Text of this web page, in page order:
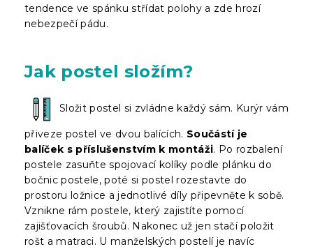
tendence ve spánku střídat polohy a zde hrozí
nebezpečí pádu.
Jak postel složím?
Složit postel si zvládne každý sám. Kurýr vám
přiveze postel ve dvou balících. Součástí je
balíček s příslušenstvím k montáži. Po rozbalení
postele zasuňte spojovací kolíky podle plánku do
bočnic postele, poté si postel rozestavte do
prostoru ložnice a jednotlivé díly připevněte k sobě.
Vznikne rám postele, který zajistíte pomocí
zajišťovacích šroubů. Nakonec už jen stačí položit
rošt a matraci. U manželských postelí je navíc